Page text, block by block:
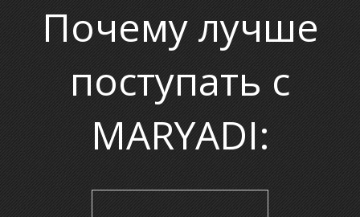
Почему лучше
поступать с
MARYADI: